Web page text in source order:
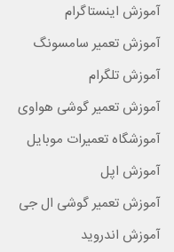
آموزش اینستاگرام
آموزش تعمیر سامسونگ
آموزش تلگرام
آموزش تعمیر گوشی هواوی
آموزشگاه تعمیرات موبایل
آموزش اپل
آموزش تعمیر گوشی ال جی
آموزش اندروید